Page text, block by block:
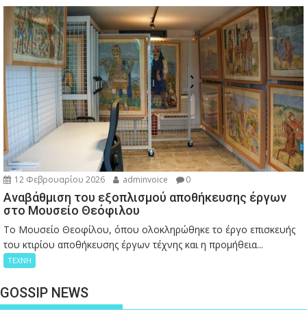
12 Φεβρουαρίου 2026 adminvoice 0
Αναβάθμιση του εξοπλισμού αποθήκευσης έργων
στο Μουσείο Θεόφιλου
Το Μουσείο Θεοφίλου, όπου ολοκληρώθηκε το έργο επισκευής
του κτιρίου αποθήκευσης έργων τέχνης και η προμήθεια...
ΤΕΧΝΗ
GOSSIP NEWS